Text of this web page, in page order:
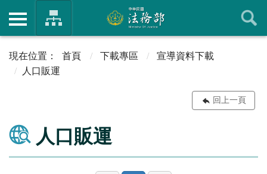
首頁 下載專區
宣導資料下載
人口販運
回上一頁
人口販運